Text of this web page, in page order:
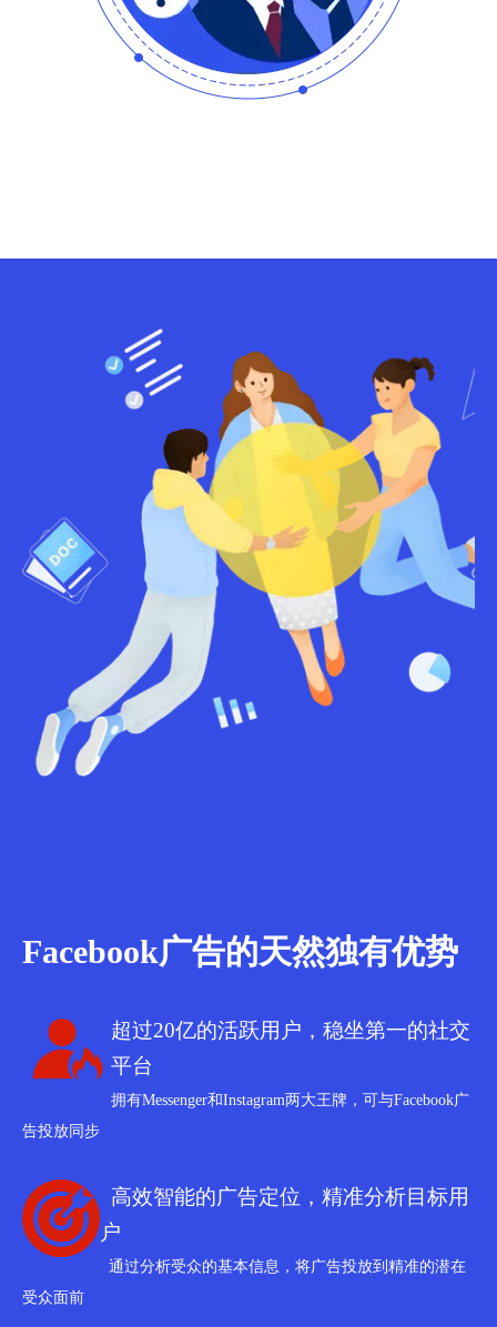
花费高，ROI低？
Facebook广告的天然独有优势
超过20亿的活跃用户，稳坐第一的社交
平台
拥有Messenger和Instagram两大王牌，可与Facebook广
告投放同步
高效智能的广告定位，精准分析目标用
户
通过分析受众的基本信息，将广告投放到精准的潜在
受众面前